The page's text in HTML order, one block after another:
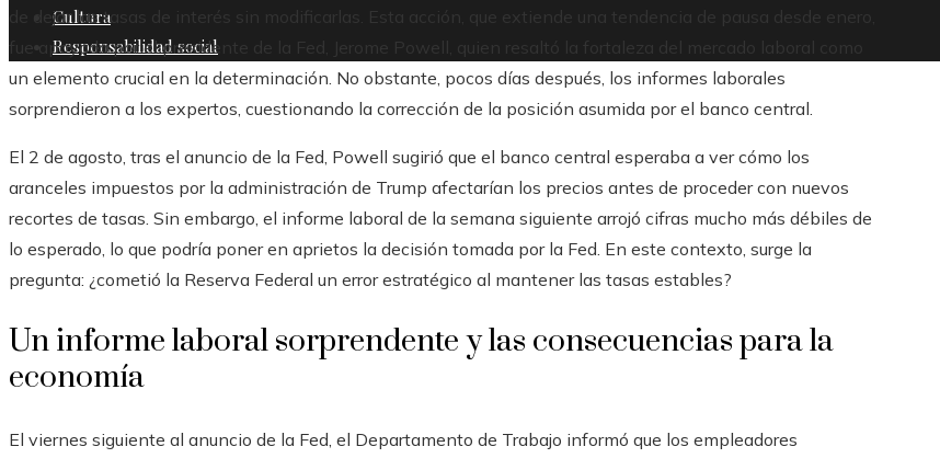
Cultura
Responsabilidad social
de dejar las tasas de interés sin modificarlas. Esta acción, que extiende una tendencia de pausa desde enero,
fue apoyada por el presidente de la Fed, Jerome Powell, quien resaltó la fortaleza del mercado laboral como
un elemento crucial en la determinación. No obstante, pocos días después, los informes laborales
sorprendieron a los expertos, cuestionando la corrección de la posición asumida por el banco central.
El 2 de agosto, tras el anuncio de la Fed, Powell sugirió que el banco central esperaba a ver cómo los
aranceles impuestos por la administración de Trump afectarían los precios antes de proceder con nuevos
recortes de tasas. Sin embargo, el informe laboral de la semana siguiente arrojó cifras mucho más débiles de
lo esperado, lo que podría poner en aprietos la decisión tomada por la Fed. En este contexto, surge la
pregunta: ¿cometió la Reserva Federal un error estratégico al mantener las tasas estables?
Un informe laboral sorprendente y las consecuencias para la
economía
El viernes siguiente al anuncio de la Fed, el Departamento de Trabajo informó que los empleadores